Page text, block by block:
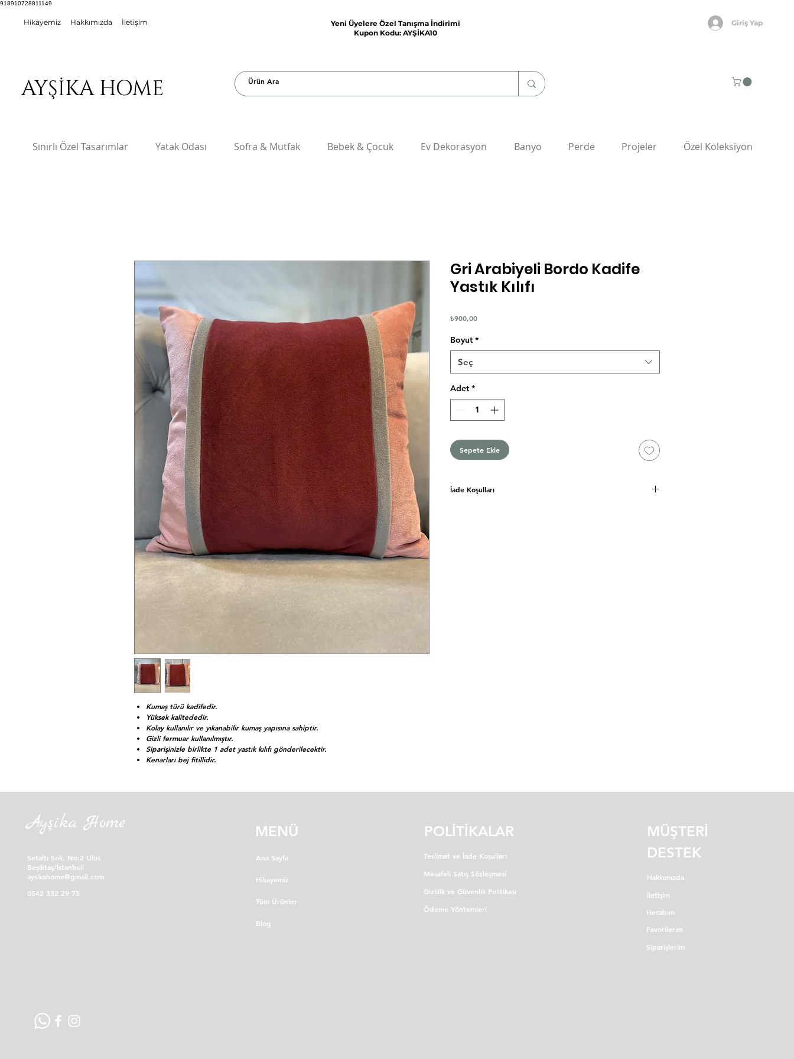
918910728811149
Hakkımızda İletişim
Hikayemiz
Yeni Üyelere Özel Tanışma İndirimi
Kupon Kodu: AYŞİKA10
Giriş Yap
AYŞİKA HOME
Sınırlı Özel Tasarımlar Yatak Odası Sofra & Mutfak Bebek & Çocuk Ev Dekorasyon Banyo Perde Projeler Özel Koleksiyon
Kumaş türü kadifedir.
Yüksek kalitededir.
Kolay kullanılır ve yıkanabilir kumaş yapısına sahiptir.
Gizli fermuar kullanılmıştır.
Siparişinizle birlikte 1 adet yastık kılıfı gönderilecektir.
Kenarları bej fitillidir.
Gri Arabiyeli Bordo Kadife
Yastık Kılıfı
₺900,00Fiyat
Boyut *
Seç
Adet *
Sepete Ekle
İade Koşulları
Ayşika Home
Setaltı Sok. No:2 Ulus
Beşiktaş/İstanbul
aysikahome@gmail.com
0542 332 29 75
MENÜ
Ana Sayfa
Hikayemiz
Tüm Ürünler
Blog
POLİTİKALAR
Teslimat ve İade Koşulları
Mesafeli Satış Sözleşmesi
Gizlilik ve Güvenlik Politikası
Ödeme Yöntemleri
MÜŞTERİ
DESTEK
Hakkımızda
İletişim
Hesabım
Favorilerim
Siparişlerim